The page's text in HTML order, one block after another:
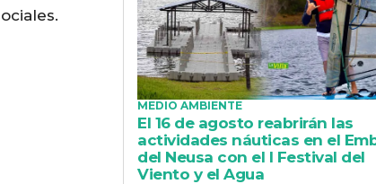
MEDIO AMBIENTE
El 16 de agosto reabrirán las
actividades náuticas en el
del Neusa con el I Festival del
Viento y el Agua